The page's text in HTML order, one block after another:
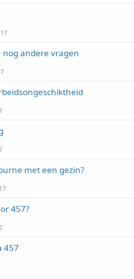
nog andere vragen
met een gezin?
457?
457